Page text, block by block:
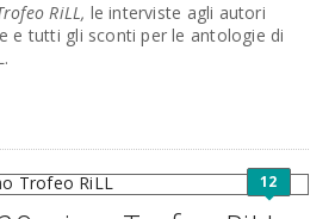
RiLL, le interviste agli autori
e tutti gli sconti per le antologie di
12